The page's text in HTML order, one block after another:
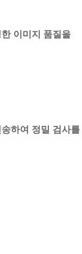
이미지 품질을
하여 정밀 검사를